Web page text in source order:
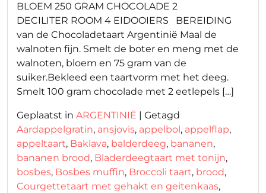
BLOEM 250 GRAM CHOCOLADE 2
DECILITER ROOM 4 EIDOOIERS BEREIDING
van de Chocoladetaart Argentinië Maal de
walnoten fijn. Smelt de boter en meng met de
walnoten, bloem en 75 gram van de
suiker.Bekleed een taartvorm met het deeg.
Smelt 100 gram chocolade met 2 eetlepels […]
Geplaatst in ARGENTINIË | Getagd
Aardappelgratin, ansjovis, appelbol , appelflap,
appeltaart, Baklava, balderdeeg, bananen,
bananen brood, Bladerdeegtaart met tonijn,
bosbes, Bosbes muffin, Broccoli taart, brood,
Courgettetaart met gehakt en geitenkaas,